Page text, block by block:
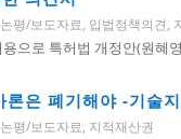
논평/보도자료, 입법정책의견,
으로 특허법 개정안(원혜
론은 폐기해야 -기술
논평/보도자료, 지적재산권